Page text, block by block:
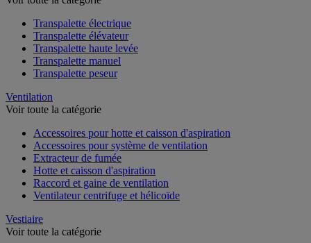
Transpalette électrique
Transpalette élévateur
Transpalette haute levée
Transpalette manuel
Transpalette peseur
Ventilation
Voir toute la catégorie
Accessoires pour hotte et caisson d'aspiration
Accessoires pour système de ventilation
Extracteur de fumée
Hotte et caisson d'aspiration
Raccord et gaine de ventilation
Ventilateur centrifuge et hélicoïde
Vestiaire
Voir toute la catégorie